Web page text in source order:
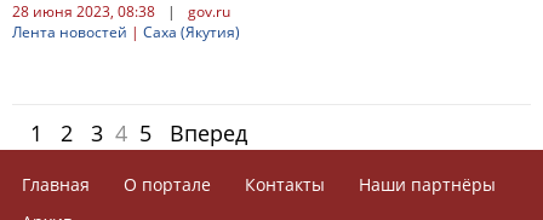
28 июня 2023, 08:38 |
gov.ru
Лента новостей | Саха (Якутия)
1 2 3 4 5 Вперед
Главная О портале Контакты
Наши партнёры